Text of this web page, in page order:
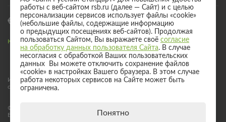
€ 95,00 / 101,00
Курс валют для безналичного обмена
Информация о процентных ставках по договорам банковского вклада
с физическими лицами
© 2017 - 2026 АО «Банк Русский Стандарт». Универсальная лицензия
Банка России № 2289 выдана бессрочно 04 сентября 2024 года.
работы с веб-сайтом rsb.ru (далее — Сайт) и с целью
персонализации сервисов использует файлы «cookie»
(небольшие файлы, содержащие информацию
о предыдущих посещениях веб-сайтов). Продолжая
пользоваться Сайтом, Вы выражаете своё согласие
на обработку данных пользователя Сайта. В случае
несогласия с обработкой Ваших пользовательских
данных Вы можете отключить сохранение файлов
«cookie» в настройках Вашего браузера. В этом случае
работа некоторых сервисов на Сайте может быть
ограничена.
Понятно